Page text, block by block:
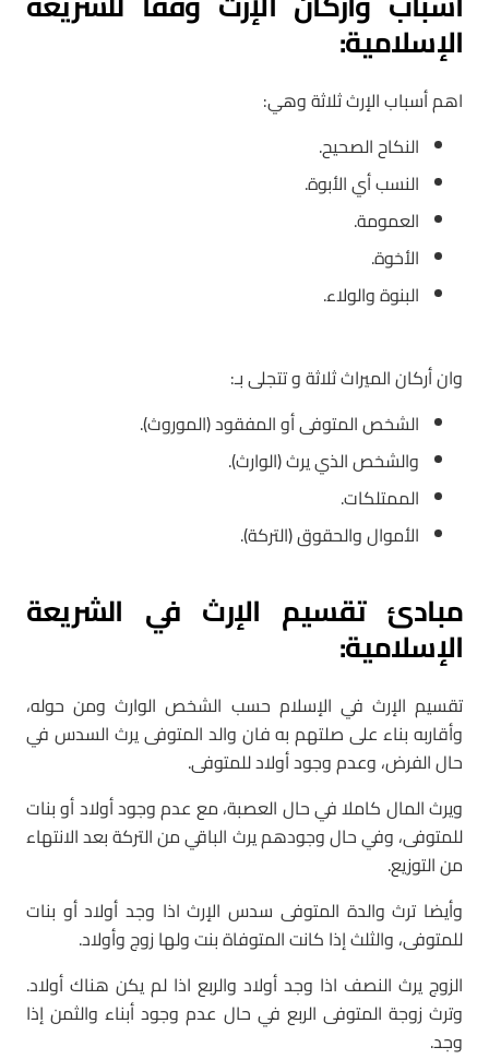
الإسلامية:
اهم أسباب الإرث ثلاثة وهي:
النكاح الصحيح.
النسب أي الأبوة.
العمومة.
الأخوة.
البنوة والولاء.
وان أركان الميراث ثلاثة و تتجلى بـ:
الشخص المتوفى أو المفقود (الموروث).
والشخص الذي يرث (الوارث).
الممتلكات.
الأموال والحقوق (التركة).
مبادئ تقسيم الإرث في الشريعة
الإسلامية:
تقسيم الإرث في الإسلام حسب الشخص الوارث ومن حوله،
وأقاربه بناء على صلتهم به فان والد المتوفى يرث السدس في
حال الفرض، وعدم وجود أولاد للمتوفى.
ويرث المال كاملا في حال العصبة، مع عدم وجود أولاد أو بنات
للمتوفى، وفي حال وجودهم يرث الباقي من التركة بعد الانتهاء
من التوزيع.
وأيضا ترث والدة المتوفى سدس الإرث اذا وجد أولاد أو بنات
للمتوفى، والثلث إذا كانت المتوفاة بنت ولها زوج وأولاد.
الزوج يرث النصف اذا وجد أولاد والربع اذا لم يكن هناك أولاد.
وترث زوجة المتوفى الربع في حال عدم وجود أبناء والثمن إذا
وجد.